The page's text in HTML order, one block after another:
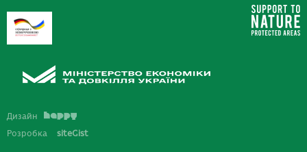
Дизайн
Розробка
siteGist